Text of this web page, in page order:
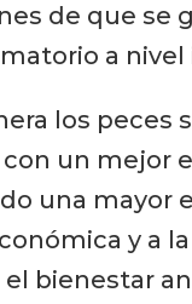
de que se
a nivel
los peces
un mejor
una mayor
y a la
bienestar